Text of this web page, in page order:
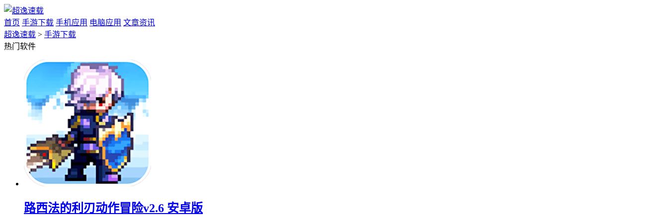
首页 手游下载 手机应用 电脑应用 文章资讯
超逸速载 > 手游下载
热门软件
路西法的利刃动作冒险v2.6 安卓版